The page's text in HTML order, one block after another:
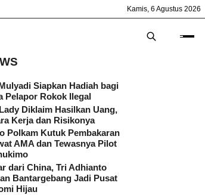
Kamis, 6 Agustus 2026
Siapkan Hadiah bagi
Pelapor Rokok Ilegal
Diklaim Hasilkan Uang,
Kerja dan Risikonya
Polkam Kutuk Pembakaran
AMA dan Tewasnya Pilot
dari China, Tri Adhianto
Bantargebang Jadi Pusat
Hijau